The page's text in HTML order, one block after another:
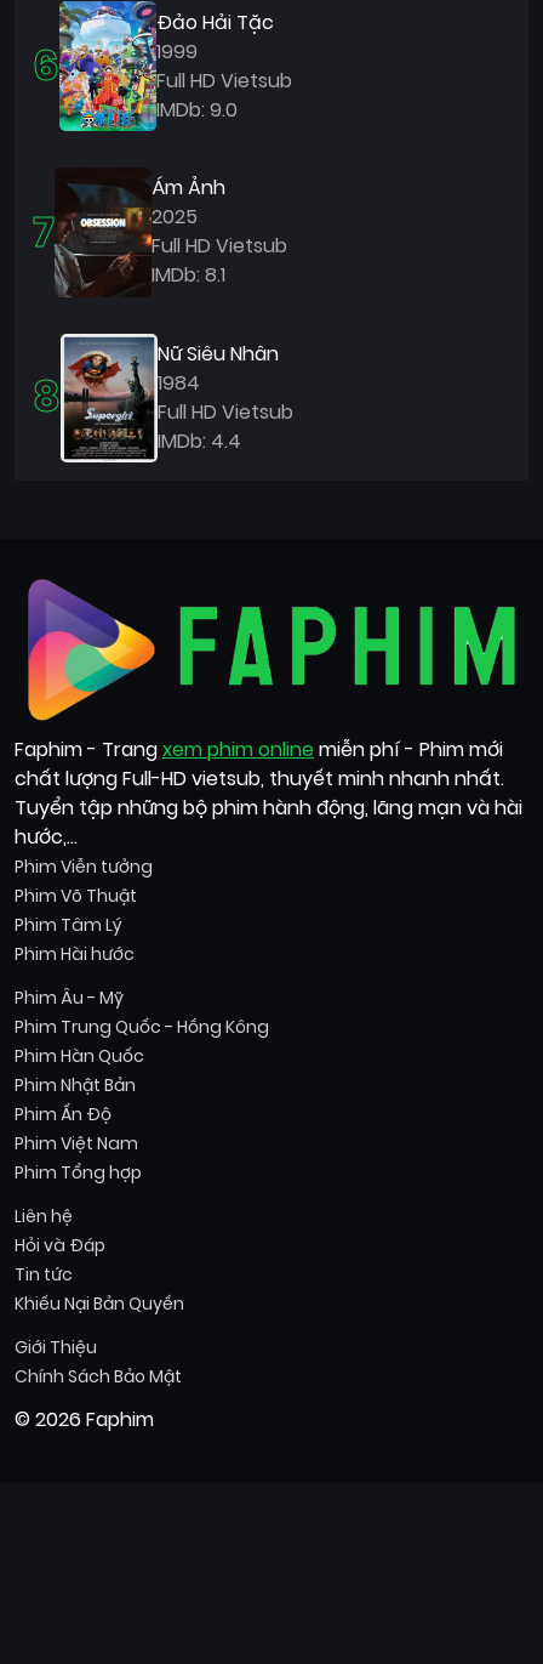
6
Đảo Hải Tặc
1999
Full HD Vietsub
IMDb: 9.0
7
Ám Ảnh
2025
Full HD Vietsub
IMDb: 8.1
8
Nữ Siêu Nhân
1984
Full HD Vietsub
IMDb: 4.4
Faphim - Trangxem phim online miễn phí - Phim mới
chất lượng Full-HD vietsub, thuyết minh nhanh nhất.
Tuyển tập những bộ phim hành động, lãng mạn và hài
hước,...
Phim Viễn tưởng
Phim Võ Thuật
Phim Tâm Lý
Phim Hài hước
Phim Âu - Mỹ
Phim Trung Quốc - Hồng Kông
Phim Hàn Quốc
Phim Nhật Bản
Phim Ấn Độ
Phim Việt Nam
Phim Tổng hợp
Liên hệ
Hỏi và Đáp
Tin tức
Khiếu Nại Bản Quyền
Giới Thiệu
Chính Sách Bảo Mật
© 2026 Faphim